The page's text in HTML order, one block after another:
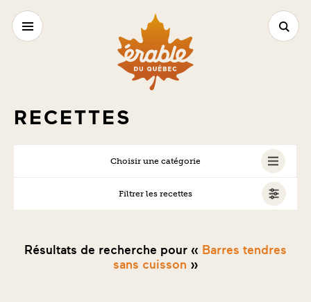
RECETTES
Choisir une catégorie
Filtrer les recettes
VÉGÉTALIEN
VÉGÉTARIEN
Résultats de recherche pour « Barres tendres
sans cuisson »